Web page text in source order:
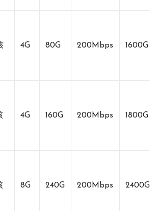
4G 80G 200Mbps 1600G
4G 160G 200Mbps 1800G
8G 240G 200Mbps 2400G